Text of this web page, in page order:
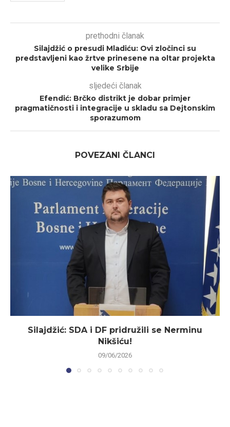
prethodni članak
Silajdžić o presudi Mladiću: Ovi zločinci su
predstavljeni kao žrtve prinesene na oltar projekta
velike Srbije
sljedeći članak
Efendić: Brčko distrikt je dobar primjer
pragmatičnosti i integracije u skladu sa Dejtonskim
sporazumom
POVEZANI ČLANCI
Silajdžić: SDA i DF pridružili se Nerminu
Nikšiću!
09/06/2026